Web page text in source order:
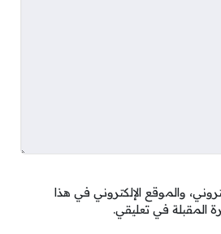
والموقع الإلكتروني في هذا
المقبلة في تعليقي.